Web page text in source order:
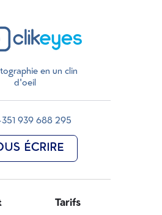
en un clin
d'oeil
939 688 295
ÉCRIRE
Tarifs